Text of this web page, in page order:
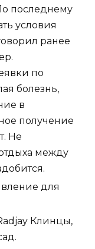
последнему
условия
ранее
по
болезнь,
в
получение
Не
между
для
Клинцы,